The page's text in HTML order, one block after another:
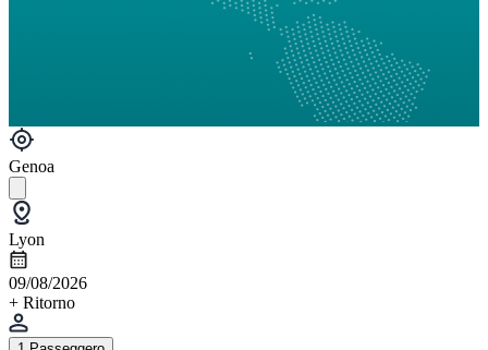
Genoa
Lyon
09/08/2026
+ Ritorno